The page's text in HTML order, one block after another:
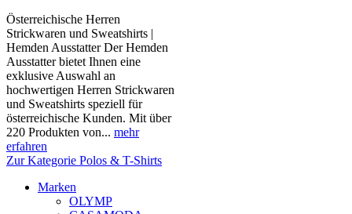
Österreichische Herren
Strickwaren und Sweatshirts |
Hemden Ausstatter Der Hemden
Ausstatter bietet Ihnen eine
exklusive Auswahl an
hochwertigen Herren Strickwaren
und Sweatshirts speziell für
österreichische Kunden. Mit über
220 Produkten von... mehr
erfahren
Zur Kategorie Polos & T-Shirts
Marken
OLYMP